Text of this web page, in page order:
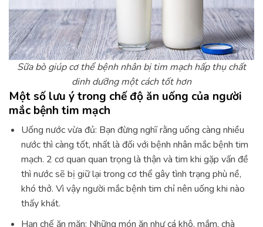
Sữa bò giúp cơ thể bệnh nhân bị tim mạch hấp thụ chất
dinh dưỡng một cách tốt hơn
Một số lưu ý trong chế độ ăn uống của người
mắc bệnh tim mạch
Uống nước vừa đủ: Bạn đừng nghĩ rằng uống càng nhiều
nước thì càng tốt, nhất là đối với bệnh nhân mắc bệnh tim
mạch. 2 cơ quan quan trọng là thận và tim khi gặp vấn đề
thì nước sẽ bị giữ lại trong cơ thể gây tình trạng phù nề,
khó thở. Vì vậy người mắc bệnh tim chỉ nên uống khi nào
thấy khát.
Hạn chế ăn mặn: Những món ăn như cá khô, mắm, chà